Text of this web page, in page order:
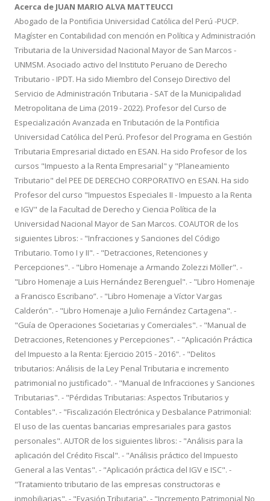
Acerca de JUAN MARIO ALVA MATTEUCCI
Abogado de la Pontificia Universidad Católica del Perú -PUCP.
Magíster en Contabilidad con mención en Política y Administración
Tributaria de la Universidad Nacional Mayor de San Marcos -
UNMSM. Asociado activo del Instituto Peruano de Derecho
Tributario - IPDT. Ha sido Miembro del Consejo Directivo del
Servicio de Administración Tributaria - SAT de la Municipalidad
Metropolitana de Lima (2019 - 2022). Profesor del Curso de
Especialización Avanzada en Tributación de la Pontificia
Universidad Católica del Perú. Profesor del Programa en Gestión
Tributaria Empresarial dictado en ESAN. Ha sido Profesor de los
cursos "Impuesto a la Renta Empresarial" y "Planeamiento
Tributario" del PEE DE DERECHO CORPORATIVO en ESAN. Ha sido
Profesor del curso "Impuestos Especiales II - Impuesto a la Renta
e IGV" de la Facultad de Derecho y Ciencia Política de la
Universidad Nacional Mayor de San Marcos. COAUTOR de los
siguientes Libros: - "Infracciones y Sanciones del Código
Tributario. Tomo I y II". - "Detracciones, Retenciones y
Percepciones". - "Libro Homenaje a Armando Zolezzi Möller". -
"Libro Homenaje a Luis Hernández Berenguel". - "Libro Homenaje
a Francisco Escribano”. - "Libro Homenaje a Víctor Vargas
Calderón". - "Libro Homenaje a Julio Fernández Cartagena". -
"Guía de Operaciones Societarias y Comerciales". - "Manual de
Detracciones, Retenciones y Percepciones". - "Aplicación Práctica
del Impuesto a la Renta: Ejercicio 2015 - 2016". - "Delitos
tributarios: Análisis de la Ley Penal Tributaria e incremento
patrimonial no justificado". - "Manual de Infracciones y Sanciones
Tributarias". - "Pérdidas Tributarias: Aspectos Tributarios y
Contables". - "Fiscalización Electrónica y Desbalance Patrimonial:
El uso de las cuentas bancarias empresariales para gastos
personales". AUTOR de los siguientes libros: - "Análisis para la
aplicación del Crédito Fiscal". - "Análisis práctico del Impuesto
General a las Ventas". - "Aplicación práctica del IGV e ISC". -
"Tratamiento tributario de las empresas constructoras e
inmobiliarias". - "Evasión Tributaria". - "Incremento Patrimonial No